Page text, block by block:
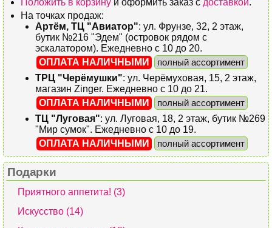
Положить в корзину и оформить заказ с доставкой.
На точках продаж:
Артём, ТЦ "Авиатор": ул. Фрунзе, 32, 2 этаж,
бутик №216 "Эдем" (островок рядом с
эскалатором). Ежедневно с 10 до 20.
ОПЛАТА НАЛИЧНЫМИ
полный ассортимент
ТРЦ "Черёмушки": ул. Черёмуховая, 15, 2 этаж,
магазин Zinger. Ежедневно с 10 до 21.
ОПЛАТА НАЛИЧНЫМИ
полный ассортимент
ТЦ "Луговая": ул. Луговая, 18, 2 этаж, бутик №269
"Мир сумок". Ежедневно с 10 до 19.
ОПЛАТА НАЛИЧНЫМИ
полный ассортимент
Подарки
Приятного аппетита! (3)
Искусство (14)